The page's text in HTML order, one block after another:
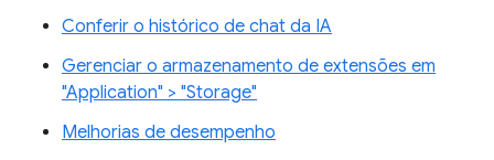
Conferir o histórico de chat da IA
Gerenciar o armazenamento de extensões em
"Application" > "Storage"
Melhorias de desempenho